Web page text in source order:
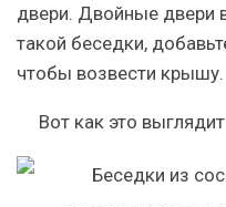
двери. Двойные двери
такой беседки,
чтобы возвести крышу.
Вот как это